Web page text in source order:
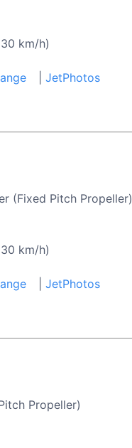
km/h)
JetPhotos
(Fixed Pitch Propeller)
km/h)
JetPhotos
Propeller)